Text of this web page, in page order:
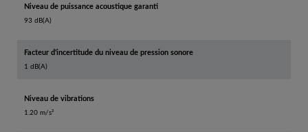
Niveau de puissance acoustique garanti
93 dB(A)
Facteur d'incertitude du niveau de pression sonore
1 dB(A)
Niveau de vibrations
1.20 m/s²